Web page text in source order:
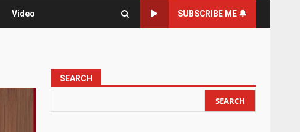
Video SUBSCRIBE ME 🔔
SEARCH
SEARCH